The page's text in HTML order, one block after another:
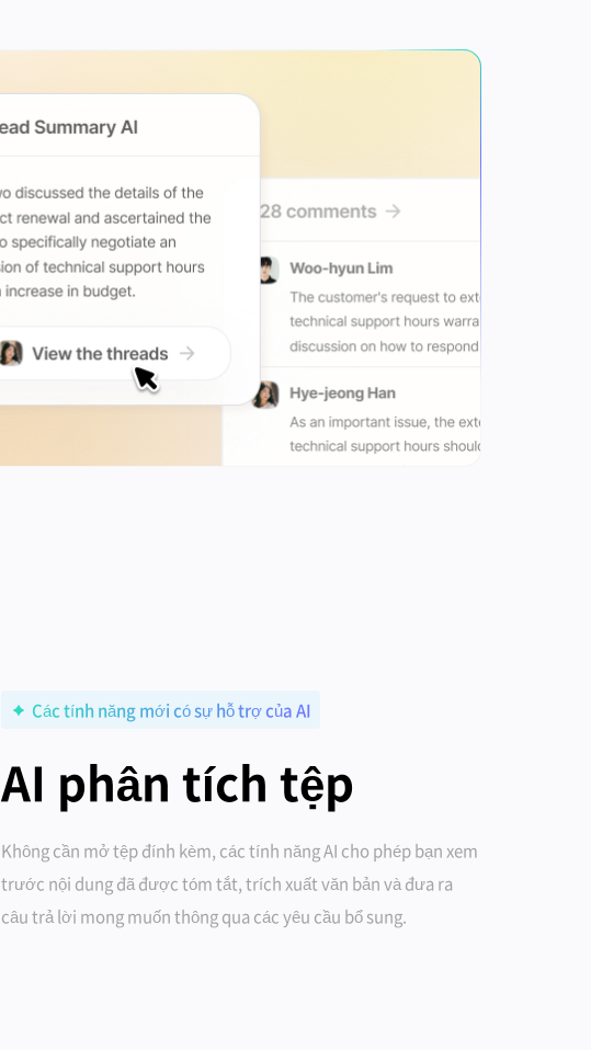
Các tính năng mới có sự hỗ trợ của AI
AI phân tích tệp
Không cần mở tệp đính kèm, các tính năng AI cho phép bạn xem
trước nội dung đã được tóm tắt, trích xuất văn bản và đưa ra
câu trả lời mong muốn thông qua các yêu cầu bổ sung.